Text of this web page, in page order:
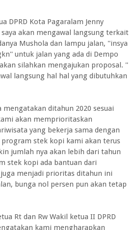
DPRD Kota Pagaralam Jenny
akan mengawal langsung terkait
Mushola dan lampu jalan, ''insya
untuk jalan yang ada di Dempo
silahkan mengajukan proposal. ''
langsung hal hal yang dibutuhkan
mengatakan ditahun 2020 sesuai
akan memprioritaskan
yang bekerja sama dengan
stek kopi kami akan terus
jumlah nya akan lebih dari tahun
stek kopi ada bantuan dari
menjadi prioritas ditahun ini
bunga nol persen pun akan tetap
Rt dan Rw Wakil ketua II DPRD
kami mengharapkan